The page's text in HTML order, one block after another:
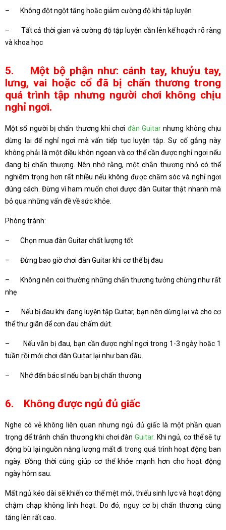
– Không đột ngột tăng hoặc giảm cường độ khi tập luyện
– Tất cả thời gian và cường độ tập luyện cần lên kế hoạch rõ ràng
và khoa học
5. Một bộ phận như: cánh tay, khuỷu tay,
lưng, vai hoặc cổ đã bị chấn thương trong
quá trình tập nhưng người chơi không chịu
nghỉ ngơi.
Một số người bị chấn thương khi chơi đàn Guitar nhưng không chịu
dừng lại để nghỉ ngơi mà vấn tiếp tục luyện tập. Sự cố gắng này
không phải là một điều khôn ngoan và cơ thể cần được nghỉ ngơi nếu
đang bị chấn thượng. Nên nhớ rằng, một chắn thương nhỏ có thể
nghiêm trọng hơn rất nhiều nếu không được chăm sóc và nghỉ ngơi
đúng cách. Đừng vì ham muốn chơi được đàn Guitar thật nhanh mà
bỏ qua những vấn đề về sức khỏe.
Phòng trành:
– Chọn mua đàn Guitar chất lượng tốt
– Đừng bao giờ chơi đàn Guitar khi cơ thể bị đau
– Không nên coi thường những chấn thương tưởng chừng như rất
nhẹ
– Nếu bị đau khi đang luyện tập Guitar, bạn nên dừng lại và cho cơ
thể thư giãn để cơn đau chấm dứt.
– Nếu vẫn bị đau, bạn cần được nghỉ ngơi trong 1-3 ngày hoặc 1
tuần rồi mới chơi đàn Guitar lại như ban đầu.
– Nhớ đến bác sĩ nếu bạn bị chấn thương
6. Không được ngủ đủ giấc
Nghe có vẻ không liên quan nhưng ngủ đủ giấc là một phần quan
trọng để tránh chấn thương khi chơi đànGuitar. Khi ngủ, cơ thể sẽ tự
động bù lại nguồn năng lượng mất đi trong quá trình hoạt động ban
ngày. Đồng thời cũng giúp cơ thể khỏe mạnh hơn cho hoạt động
ngày hôm sau.
Mất ngủ kéo dài sẽ khiến cơ thể mệt mỏi, thiếu sinh lực và hoạt động
chậm chạp không linh hoạt. Do đó, nguy cơ bị chấn thương cũng
tăng lên rất cao.